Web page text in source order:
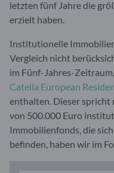
letzten fünf Jahre die
erzielt haben.
Institutionelle
Vergleich nicht
im Fünf-Jahres-
Catella European
enthalten. Dieser
von 500.000 Euro
Immobilienfonds, die
befinden, haben wir im